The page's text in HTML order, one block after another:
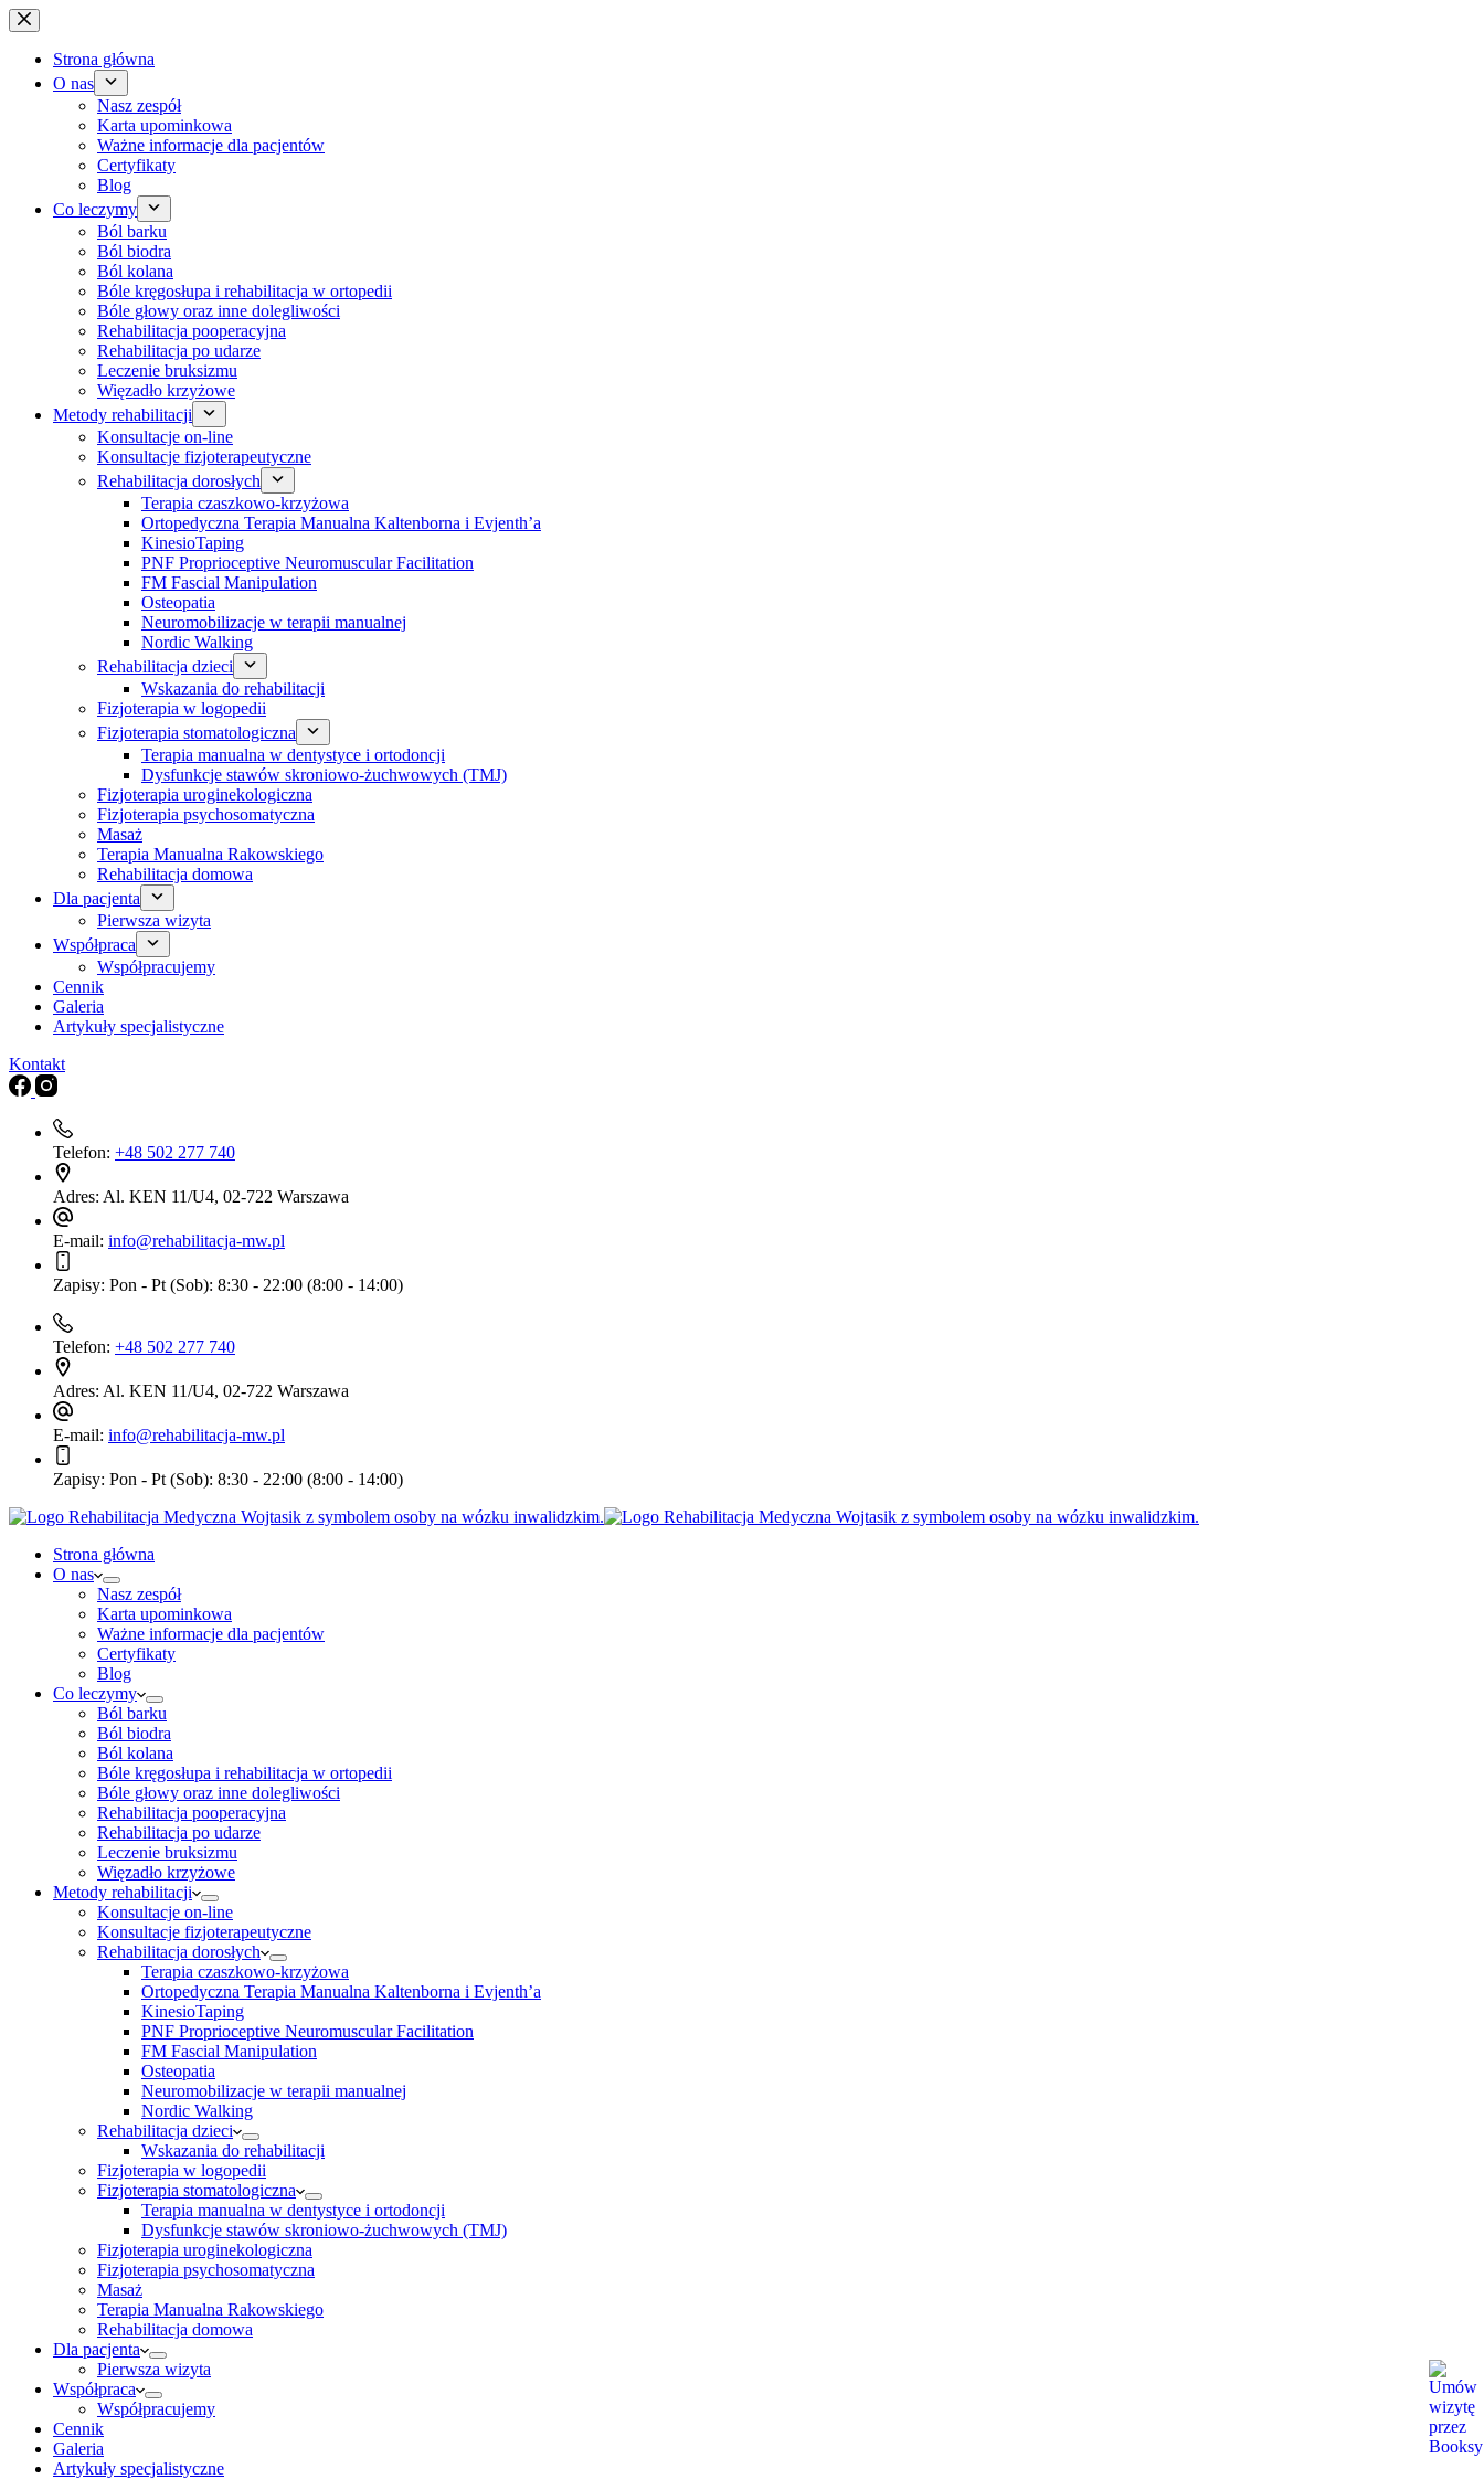
Przejdź
do
treści
Strona główna
O nas
Nasz zespół
Karta upominkowa
Ważne informacje dla pacjentów
Certyfikaty
Blog
Co leczymy
Ból barku
Ból biodra
Ból kolana
Bóle kręgosłupa i rehabilitacja w ortopedii
Bóle głowy oraz inne dolegliwości
Rehabilitacja pooperacyjna
Rehabilitacja po udarze
Leczenie bruksizmu
Więzadło krzyżowe
Metody rehabilitacji
Konsultacje on-line
Konsultacje fizjoterapeutyczne
Rehabilitacja dorosłych
Terapia czaszkowo-krzyżowa
Ortopedyczna Terapia Manualna Kaltenborna i Evjenth’a
KinesioTaping
PNF Proprioceptive Neuromuscular Facilitation
FM Fascial Manipulation
Osteopatia
Neuromobilizacje w terapii manualnej
Nordic Walking
Rehabilitacja dzieci
Wskazania do rehabilitacji
Fizjoterapia w logopedii
Fizjoterapia stomatologiczna
Terapia manualna w dentystyce i ortodoncji
Dysfunkcje stawów skroniowo-żuchwowych (TMJ)
Fizjoterapia uroginekologiczna
Fizjoterapia psychosomatyczna
Masaż
Terapia Manualna Rakowskiego
Rehabilitacja domowa
Dla pacjenta
Pierwsza wizyta
Współpraca
Współpracujemy
Cennik
Galeria
Artykuły specjalistyczne
Kontakt
Telefon: +48 502 277 740
Adres: Al. KEN 11/U4, 02-722 Warszawa
E-mail: info@rehabilitacja-mw.pl
Zapisy: Pon - Pt (Sob): 8:30 - 22:00 (8:00 - 14:00)
Telefon: +48 502 277 740
Adres: Al. KEN 11/U4, 02-722 Warszawa
E-mail: info@rehabilitacja-mw.pl
Zapisy: Pon - Pt (Sob): 8:30 - 22:00 (8:00 - 14:00)
Strona główna
O nas
Nasz zespół
Karta upominkowa
Ważne informacje dla pacjentów
Certyfikaty
Blog
Co leczymy
Ból barku
Ból biodra
Ból kolana
Bóle kręgosłupa i rehabilitacja w ortopedii
Bóle głowy oraz inne dolegliwości
Rehabilitacja pooperacyjna
Rehabilitacja po udarze
Leczenie bruksizmu
Więzadło krzyżowe
Metody rehabilitacji
Konsultacje on-line
Konsultacje fizjoterapeutyczne
Rehabilitacja dorosłych
Terapia czaszkowo-krzyżowa
Ortopedyczna Terapia Manualna Kaltenborna i Evjenth’a
KinesioTaping
PNF Proprioceptive Neuromuscular Facilitation
FM Fascial Manipulation
Osteopatia
Neuromobilizacje w terapii manualnej
Nordic Walking
Rehabilitacja dzieci
Wskazania do rehabilitacji
Fizjoterapia w logopedii
Fizjoterapia stomatologiczna
Terapia manualna w dentystyce i ortodoncji
Dysfunkcje stawów skroniowo-żuchwowych (TMJ)
Fizjoterapia uroginekologiczna
Fizjoterapia psychosomatyczna
Masaż
Terapia Manualna Rakowskiego
Rehabilitacja domowa
Dla pacjenta
Pierwsza wizyta
Współpraca
Współpracujemy
Cennik
Galeria
Artykuły specjalistyczne